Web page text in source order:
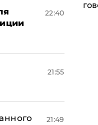
22:40
21:55
21:49